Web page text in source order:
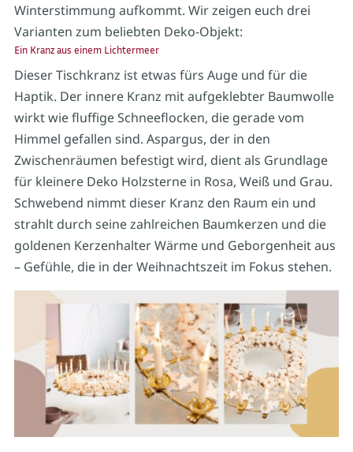
Winterstimmung aufkommt. Wir zeigen euch drei
Varianten zum beliebten Deko-Objekt:
Ein Kranz aus einem Lichtermeer
Dieser Tischkranz ist etwas fürs Auge und für die
Haptik. Der innere Kranz mit aufgeklebter Baumwolle
wirkt wie fluffige Schneeflocken, die gerade vom
Himmel gefallen sind. Aspargus, der in den
Zwischenräumen befestigt wird, dient als Grundlage
für kleinere Deko Holzsterne in Rosa, Weiß und Grau.
Schwebend nimmt dieser Kranz den Raum ein und
strahlt durch seine zahlreichen Baumkerzen und die
goldenen Kerzenhalter Wärme und Geborgenheit aus
– Gefühle, die in der Weihnachtszeit im Fokus stehen.